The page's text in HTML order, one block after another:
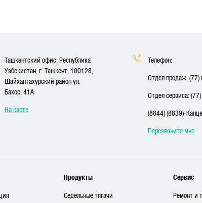
Ташкентский офис: Республика
Узбекистан, г. Ташкент, 100128,
Шайхантахурский район ул.
Бахор, 41A
На карте
Телефон:
Отдел продаж:
Отдел сервиса:
(8844) (8839)-
Перезвоните мне
Продукты
Седельные тягачи
Сервис
Ремонт и